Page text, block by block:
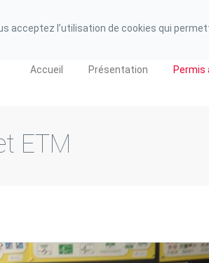
Accueil Présentation Permis
ETM
acceptez l’utilisation de cookies qui